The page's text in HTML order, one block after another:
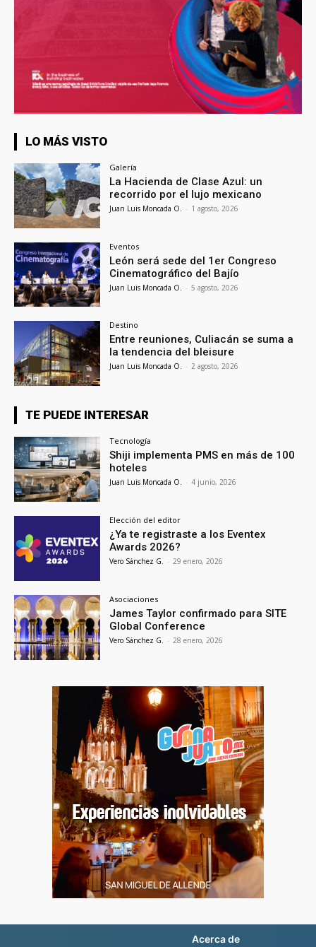
LO MÁS VISTO
Galería
La Hacienda de Clase Azul: un
recorrido por el lujo mexicano
Juan Luis Moncada O. - 1 agosto, 2026
Eventos
León será sede del 1er Congreso
Cinematográfico del Bajío
Juan Luis Moncada O. - 5 agosto, 2026
Destino
Entre reuniones, Culiacán se suma a
la tendencia del bleisure
Juan Luis Moncada O. - 2 agosto, 2026
TE PUEDE INTERESAR
Tecnología
Shiji implementa PMS en más de 100
hoteles
Juan Luis Moncada O. - 4 junio, 2026
Elección del editor
¿Ya te registraste a los Eventex
Awards 2026?
Vero Sánchez G. - 29 enero, 2026
Asociaciones
James Taylor confirmado para SITE
Global Conference
Vero Sánchez G. - 28 enero, 2026
Acerca de